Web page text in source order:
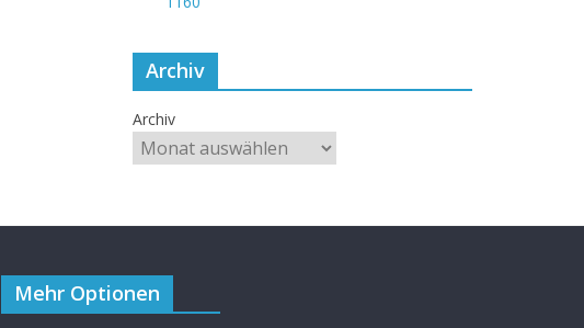
Archiv
Archiv
Mehr Optionen